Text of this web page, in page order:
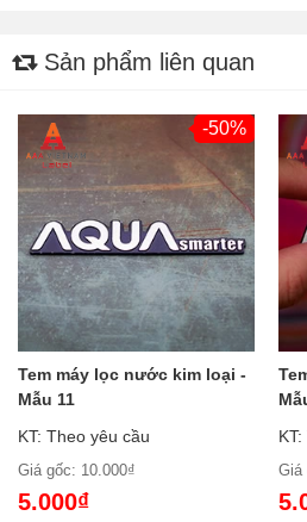
Sản phẩm liên quan
-50%
Tem máy lọc nước kim loại -
Mẫu 11
KT: Theo yêu cầu
Giá gốc: 10.000₫
5.000₫
Giá